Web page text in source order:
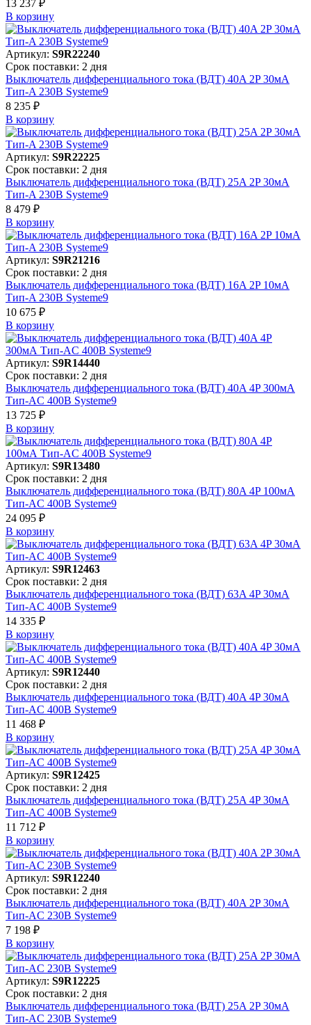
13 237 ₽
В корзинy
Артикул: S9R22240
Срок поставки: 2 дня
Выключатель дифференциального тока (ВДТ) 40A 2P 30мА
Тип-A 230В Systeme9
8 235 ₽
В корзинy
Артикул: S9R22225
Срок поставки: 2 дня
Выключатель дифференциального тока (ВДТ) 25A 2P 30мА
Тип-A 230В Systeme9
8 479 ₽
В корзинy
Артикул: S9R21216
Срок поставки: 2 дня
Выключатель дифференциального тока (ВДТ) 16A 2P 10мА
Тип-A 230В Systeme9
10 675 ₽
В корзинy
Артикул: S9R14440
Срок поставки: 2 дня
Выключатель дифференциального тока (ВДТ) 40A 4P 300мА
Тип-AC 400В Systeme9
13 725 ₽
В корзинy
Артикул: S9R13480
Срок поставки: 2 дня
Выключатель дифференциального тока (ВДТ) 80A 4P 100мА
Тип-AC 400В Systeme9
24 095 ₽
В корзинy
Артикул: S9R12463
Срок поставки: 2 дня
Выключатель дифференциального тока (ВДТ) 63A 4P 30мА
Тип-AC 400В Systeme9
14 335 ₽
В корзинy
Артикул: S9R12440
Срок поставки: 2 дня
Выключатель дифференциального тока (ВДТ) 40A 4P 30мА
Тип-AC 400В Systeme9
11 468 ₽
В корзинy
Артикул: S9R12425
Срок поставки: 2 дня
Выключатель дифференциального тока (ВДТ) 25A 4P 30мА
Тип-AC 400В Systeme9
11 712 ₽
В корзинy
Артикул: S9R12240
Срок поставки: 2 дня
Выключатель дифференциального тока (ВДТ) 40A 2P 30мА
Тип-AC 230В Systeme9
7 198 ₽
В корзинy
Артикул: S9R12225
Срок поставки: 2 дня
Выключатель дифференциального тока (ВДТ) 25A 2P 30мА
Тип-AC 230В Systeme9